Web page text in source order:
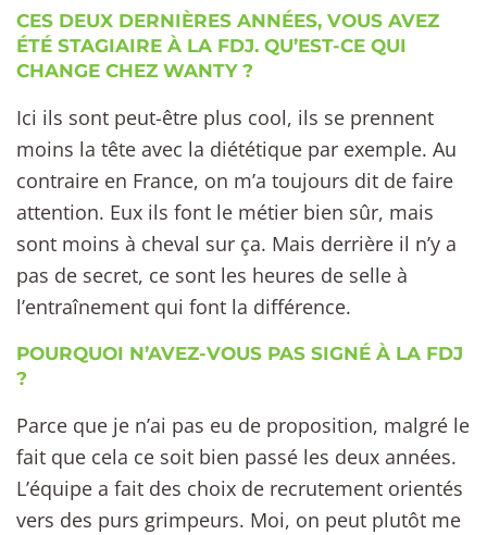
CES DEUX DERNIÈRES ANNÉES, VOUS AVEZ
ÉTÉ STAGIAIRE À LA FDJ. QU’EST-CE QUI
CHANGE CHEZ WANTY ?
Ici ils sont peut-être plus cool, ils se prennent
moins la tête avec la diététique par exemple. Au
contraire en France, on m’a toujours dit de faire
attention. Eux ils font le métier bien sûr, mais
sont moins à cheval sur ça. Mais derrière il n’y a
pas de secret, ce sont les heures de selle à
l’entraînement qui font la différence.
POURQUOI N’AVEZ-VOUS PAS SIGNÉ À LA FDJ
?
Parce que je n’ai pas eu de proposition, malgré le
fait que cela ce soit bien passé les deux années.
L’équipe a fait des choix de recrutement orientés
vers des purs grimpeurs. Moi, on peut plutôt me